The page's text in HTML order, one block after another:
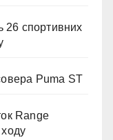
26 спортивних
Puma ST
Range